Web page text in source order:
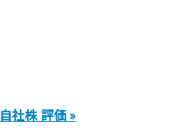
自社株 評価 »